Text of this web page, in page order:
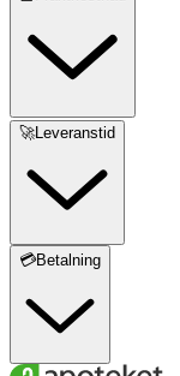
🚀Leveranstid
💳Betalning